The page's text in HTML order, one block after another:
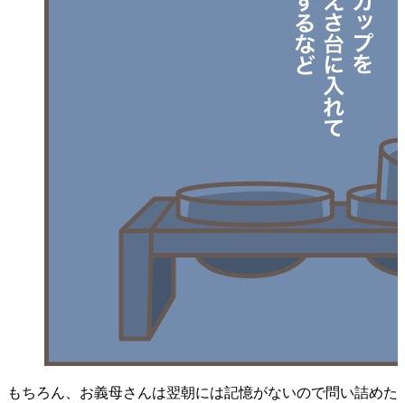
もちろん、お義母さんは翌朝には記憶がないので問い詰めた